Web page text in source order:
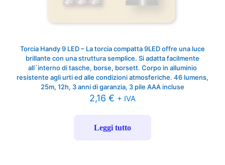
Torcia Handy 9 LED – La torcia compatta 9LED offre una luce
brillante con una struttura semplice. Si adatta facilmente
all`interno di tasche, borse, borsett. Corpo in alluminio
resistente agli urti ed alle condizioni atmosferiche. 46 lumens,
25m, 12h, 3 anni di garanzia, 3 pile AAA incluse
2,16 € + IVA
Leggi tutto